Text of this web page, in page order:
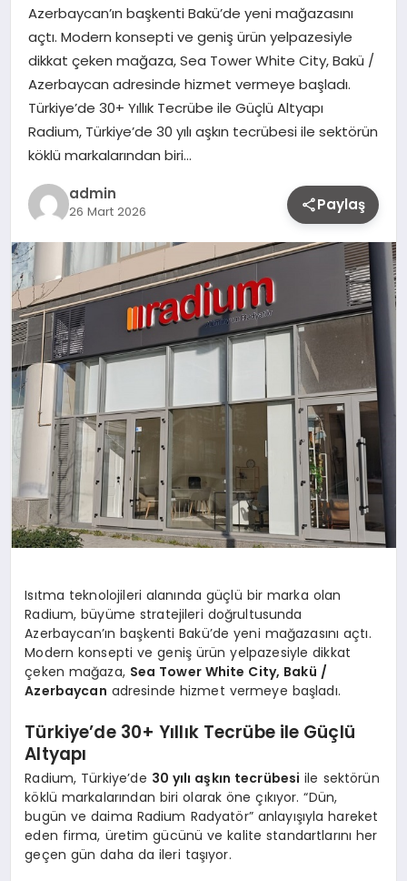
Azerbaycan’ın başkenti Bakü’de yeni mağazasını
açtı. Modern konsepti ve geniş ürün yelpazesiyle
dikkat çeken mağaza, Sea Tower White City, Bakü /
Azerbaycan adresinde hizmet vermeye başladı.
Türkiye’de 30+ Yıllık Tecrübe ile Güçlü Altyapı
Radium, Türkiye’de 30 yılı aşkın tecrübesi ile sektörün
köklü markalarından biri…
admin
26 Mart 2026 Paylaş
Isıtma teknolojileri alanında güçlü bir marka olan
Radium, büyüme stratejileri doğrultusunda
Azerbaycan’ın başkenti Bakü’de yeni mağazasını açtı.
Modern konsepti ve geniş ürün yelpazesiyle dikkat
çeken mağaza, Sea Tower White City, Bakü /
Azerbaycan adresinde hizmet vermeye başladı.
Türkiye’de 30+ Yıllık Tecrübe ile Güçlü
Altyapı
Radium, Türkiye’de 30 yılı aşkın tecrübesi ile sektörün
köklü markalarından biri olarak öne çıkıyor. “Dün,
bugün ve daima Radium Radyatör” anlayışıyla hareket
eden firma, üretim gücünü ve kalite standartlarını her
geçen gün daha da ileri taşıyor.